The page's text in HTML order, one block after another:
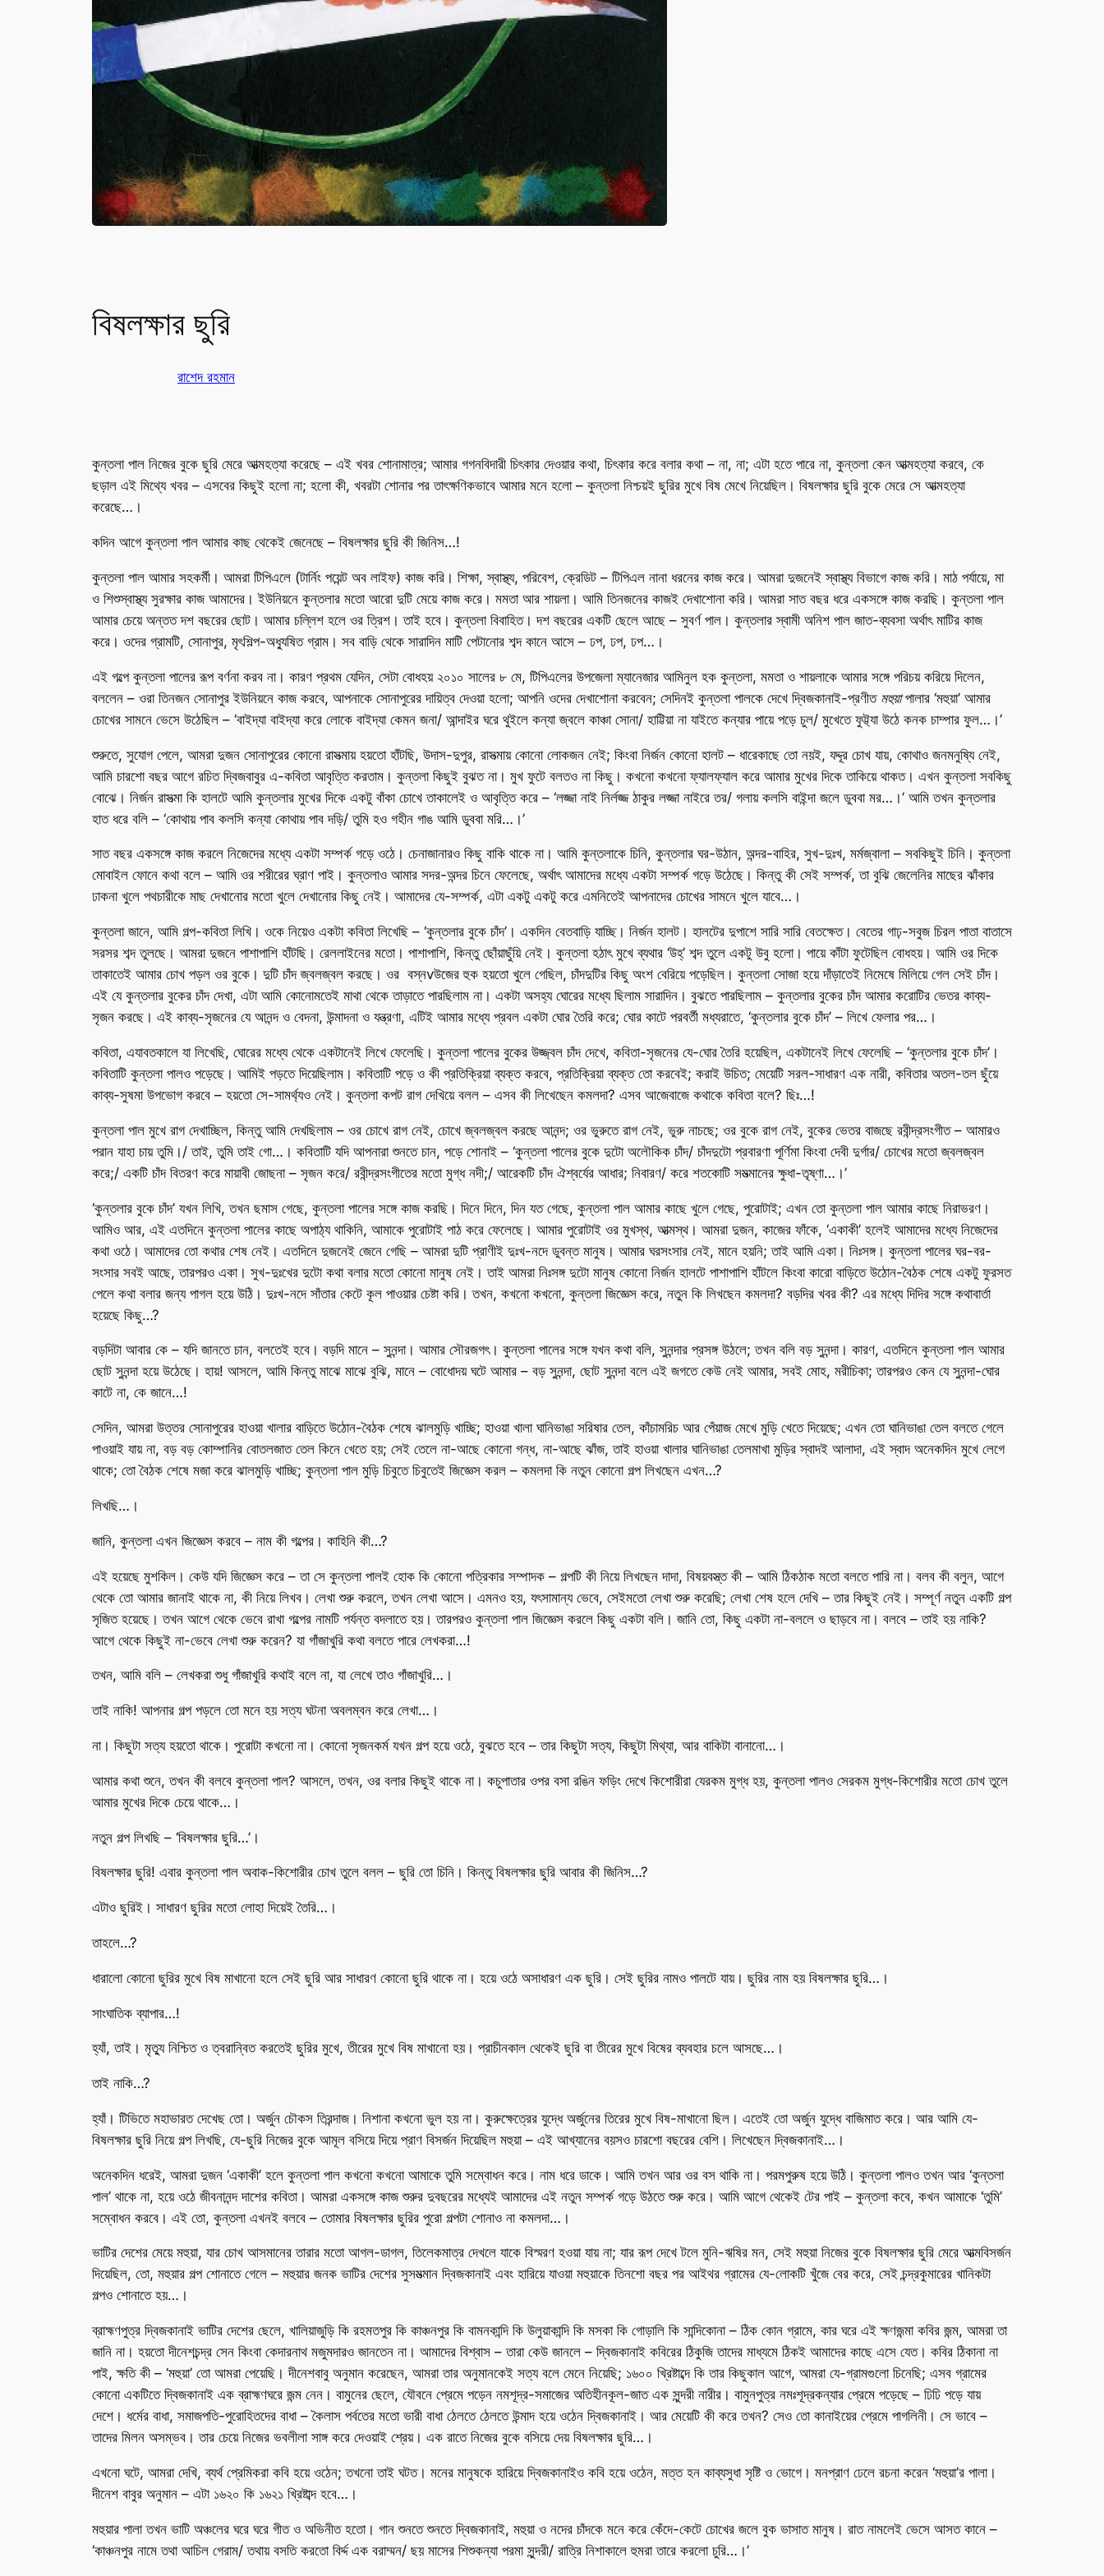
বিষলক্ষার ছুরি
রাশেদ রহমান
কুন্তলা পাল নিজের বুকে ছুরি মেরে আত্মহত্যা করেছে – এই খবর শোনামাত্র; আমার গগনবিদারী চিৎকার দেওয়ার কথা, চিৎকার করে বলার কথা – না, না; এটা হতে পারে না, কুন্তলা কেন আত্মহত্যা করবে, কে
ছড়াল এই মিথ্যে খবর – এসবের কিছুই হলো না; হলো কী, খবরটা শোনার পর তাৎক্ষণিকভাবে আমার মনে হলো – কুন্তলা নিশ্চয়ই ছুরির মুখে বিষ মেখে নিয়েছিল। বিষলক্ষার ছুরি বুকে মেরে সে আত্মহত্যা
করেছে…।
কদিন আগে কুন্তলা পাল আমার কাছ থেকেই জেনেছে – বিষলক্ষার ছুরি কী জিনিস…!
কুন্তলা পাল আমার সহকর্মী। আমরা টিপিএলে (টার্নিং পয়েন্ট অব লাইফ) কাজ করি। শিক্ষা, স্বাস্থ্য, পরিবেশ, ক্রেডিট – টিপিএল নানা ধরনের কাজ করে। আমরা দুজনেই স্বাস্থ্য বিভাগে কাজ করি। মাঠ পর্যায়ে, মা
ও শিশুস্বাস্থ্য সুরক্ষার কাজ আমাদের। ইউনিয়নে কুন্তলার মতো আরো দুটি মেয়ে কাজ করে। মমতা আর শায়লা। আমি তিনজনের কাজই দেখাশোনা করি। আমরা সাত বছর ধরে একসঙ্গে কাজ করছি। কুন্তলা পাল
আমার চেয়ে অন্তত দশ বছরের ছোট। আমার চল্লি­শ হলে ওর ত্রিশ। তাই হবে। কুন্তলা বিবাহিত। দশ বছরের একটি ছেলে আছে – সুবর্ণ পাল। কুন্তলার স্বামী অনিশ পাল জাত-ব্যবসা অর্থাৎ মাটির কাজ
করে। ওদের গ্রামটি, সোনাপুর, মৃৎশিল্প-অধ্যুষিত গ্রাম। সব বাড়ি থেকে সারাদিন মাটি পেটানোর শব্দ কানে আসে – ঢপ, ঢপ, ঢপ…।
এই গল্পে কুন্তলা পালের রূপ বর্ণনা করব না। কারণ প্রথম যেদিন, সেটা বোধহয় ২০১০ সালের ৮ মে, টিপিএলের উপজেলা ম্যানেজার আমিনুল হক কুন্তলা, মমতা ও শায়লাকে আমার সঙ্গে পরিচয় করিয়ে দিলেন,
বললেন – ওরা তিনজন সোনাপুর ইউনিয়নে কাজ করবে, আপনাকে সোনাপুরের দায়িত্ব দেওয়া হলো; আপনি ওদের দেখাশোনা করবেন; সেদিনই কুন্তলা পালকে দেখে দ্বিজকানাই-প্রণীত মহুয়াপালার ‘মহুয়া’ আমার
চোখের সামনে ভেসে উঠেছিল – ‘বাইদ্যা বাইদ্যা করে লোকে বাইদ্যা কেমন জনা/ আন্দাইর ঘরে থুইলে কন্যা জ্বলে কাঞ্চা সোনা/ হাট্টিয়া না যাইতে কন্যার পায়ে পড়ে চুল/ মুখেতে ফুট্ট্যা উঠে কনক চাম্পার ফুল…।’
শুরুতে, সুযোগ পেলে, আমরা দুজন সোনাপুরের কোনো রাসত্মায় হয়তো হাঁটছি, উদাস-দুপুর, রাসত্মায় কোনো লোকজন নেই; কিংবা নির্জন কোনো হালট – ধারেকাছে তো নয়ই, যদ্দূর চোখ যায়, কোথাও জনমনুষ্যি নেই,
আমি চারশো বছর আগে রচিত দ্বিজবাবুর এ-কবিতা আবৃত্তি করতাম। কুন্তলা কিছুই বুঝত না। মুখ ফুটে বলতও না কিছু। কখনো কখনো ফ্যালফ্যাল করে আমার মুখের দিকে তাকিয়ে থাকত। এখন কুন্তলা সবকিছু
বোঝে। নির্জন রাসত্মা কি হালটে আমি কুন্তলার মুখের দিকে একটু বাঁকা চোখে তাকালেই ও আবৃত্তি করে – ‘লজ্জা নাই নির্লজ্জ ঠাকুর লজ্জা নাইরে তর/ গলায় কলসি বাইন্দা জলে ডুববা মর…।’ আমি তখন কুন্তলার
হাত ধরে বলি – ‘কোথায় পাব কলসি কন্যা কোথায় পাব দড়ি/ তুমি হও গহীন গাঙ আমি ডুববা মরি…।’
সাত বছর একসঙ্গে কাজ করলে নিজেদের মধ্যে একটা সম্পর্ক গড়ে ওঠে। চেনাজানারও কিছু বাকি থাকে না। আমি কুন্তলাকে চিনি, কুন্তলার ঘর-উঠান, অন্দর-বাহির, সুখ-দুঃখ, মর্মজ্বালা – সবকিছুই চিনি। কুন্তলা
মোবাইল ফোনে কথা বলে – আমি ওর শরীরের ঘ্রাণ পাই। কুন্তলাও আমার সদর-অন্দর চিনে ফেলেছে, অর্থাৎ আমাদের মধ্যে একটা সম্পর্ক গড়ে উঠেছে। কিন্তু কী সেই সম্পর্ক, তা বুঝি জেলেনির মাছের ঝাঁকার
ঢাকনা খুলে পথচারীকে মাছ দেখানোর মতো খুলে দেখানোর কিছু নেই। আমাদের যে-সম্পর্ক, এটা একটু একটু করে এমনিতেই আপনাদের চোখের সামনে খুলে যাবে…।
কুন্তলা জানে, আমি গল্প-কবিতা লিখি। ওকে নিয়েও একটা কবিতা লিখেছি – ‘কুন্তলার বুকে চাঁদ’। একদিন বেতবাড়ি যাচ্ছি। নির্জন হালট। হালটের দুপাশে সারি সারি বেতক্ষেত। বেতের গাঢ়-সবুজ চিরল পাতা বাতাসে
সরসর শব্দ তুলছে। আমরা দুজনে পাশাপাশি হাঁটছি। রেললাইনের মতো। পাশাপাশি, কিন্তু ছোঁয়াছুঁয়ি নেই। কুন্তলা হঠাৎ মুখে ব্যথার ‘উহ্’ শব্দ তুলে একটু উবু হলো। পায়ে কাঁটা ফুটেছিল বোধহয়। আমি ওর দিকে
তাকাতেই আমার চোখ পড়ল ওর বুকে। দুটি চাঁদ জ্বলজ্বল করছে। ওর বস্ন­vউজের হুক হয়তো খুলে গেছিল, চাঁদদুটির কিছু অংশ বেরিয়ে পড়েছিল। কুন্তলা সোজা হয়ে দাঁড়াতেই নিমেষে মিলিয়ে গেল সেই চাঁদ।
এই যে কুন্তলার বুকের চাঁদ দেখা, এটা আমি কোনোমতেই মাথা থেকে তাড়াতে পারছিলাম না। একটা অসহ্য ঘোরের মধ্যে ছিলাম সারাদিন। বুঝতে পারছিলাম – কুন্তলার বুকের চাঁদ আমার করোটির ভেতর কাব্য-
সৃজন করছে। এই কাব্য-সৃজনের যে আনন্দ ও বেদনা, উন্মাদনা ও যন্ত্রণা, এটিই আমার মধ্যে প্রবল একটা ঘোর তৈরি করে; ঘোর কাটে পরবর্তী মধ্যরাতে, ‘কুন্তলার বুকে চাঁদ’ – লিখে ফেলার পর…।
কবিতা, এযাবতকালে যা লিখেছি, ঘোরের মধ্যে থেকে একটানেই লিখে ফেলেছি। কুন্তলা পালের বুকের উজ্জ্বল চাঁদ দেখে, কবিতা-সৃজনের যে-ঘোর তৈরি হয়েছিল, একটানেই লিখে ফেলেছি – ‘কুন্তলার বুকে চাঁদ’।
কবিতাটি কুন্তলা পালও পড়েছে। আমিই পড়তে দিয়েছিলাম। কবিতাটি পড়ে ও কী প্রতিক্রিয়া ব্যক্ত করবে, প্রতিক্রিয়া ব্যক্ত তো করবেই; করাই উচিত; মেয়েটি সরল-সাধারণ এক নারী, কবিতার অতল-তল ছুঁয়ে
কাব্য-সুষমা উপভোগ করবে – হয়তো সে-সামর্থ্যও নেই। কুন্তলা কপট রাগ দেখিয়ে বলল – এসব কী লিখেছেন কমলদা? এসব আজেবাজে কথাকে কবিতা বলে? ছিঃ…!
কুন্তলা পাল মুখে রাগ দেখাচ্ছিল, কিন্তু আমি দেখছিলাম – ওর চোখে রাগ নেই, চোখে জ্বলজ্বল করছে আনন্দ; ওর ভুরুতে রাগ নেই, ভুরু নাচছে; ওর বুকে রাগ নেই, বুকের ভেতর বাজছে রবীন্দ্রসংগীত – আমারও
পরান যাহা চায় তুমি।/ তাই, তুমি তাই গো…। কবিতাটি যদি আপনারা শুনতে চান, পড়ে শোনাই – ‘কুন্তলা পালের বুকে দুটো অলৌকিক চাঁদ/ চাঁদদুটো প্রবারণা পূর্ণিমা কিংবা দেবী দুর্গার/ চোখের মতো জ্বলজ্বল
করে;/ একটি চাঁদ বিতরণ করে মায়াবী জোছনা – সৃজন করে/ রবীন্দ্রসংগীতের মতো মুগ্ধ নদী;/ আরেকটি চাঁদ ঐশ্বর্যের আধার; নিবারণ/ করে শতকোটি সমত্মানের ক্ষুধা-তৃষ্ণা…।’
‘কুন্তলার বুকে চাঁদ’ যখন লিখি, তখন ছমাস গেছে, কুন্তলা পালের সঙ্গে কাজ করছি। দিনে দিনে, দিন যত গেছে, কুন্তলা পাল আমার কাছে খুলে গেছে, পুরোটাই; এখন তো কুন্তলা পাল আমার কাছে নিরাভরণ।
আমিও আর, এই এতদিনে কুন্তলা পালের কাছে অপাঠ্য থাকিনি, আমাকে পুরোটাই পাঠ করে ফেলেছে। আমার পুরোটাই ওর মুখস্থ, আত্মস্থ। আমরা দুজন, কাজের ফাঁকে, ‘একাকী’ হলেই আমাদের মধ্যে নিজেদের
কথা ওঠে। আমাদের তো কথার শেষ নেই। এতদিনে দুজনেই জেনে গেছি – আমরা দুটি প্রাণীই দুঃখ-নদে ডুবন্ত মানুষ। আমার ঘরসংসার নেই, মানে হয়নি; তাই আমি একা। নিঃসঙ্গ। কুন্তলা পালের ঘর-বর-
সংসার সবই আছে, তারপরও একা। সুখ-দুঃখের দুটো কথা বলার মতো কোনো মানুষ নেই। তাই আমরা নিঃসঙ্গ দুটো মানুষ কোনো নির্জন হালটে পাশাপাশি হাঁটলে কিংবা কারো বাড়িতে উঠোন-বৈঠক শেষে একটু ফুরসত
পেলে কথা বলার জন্য পাগল হয়ে উঠি। দুঃখ-নদে সাঁতার কেটে কূল পাওয়ার চেষ্টা করি। তখন, কখনো কখনো, কুন্তলা জিজ্ঞেস করে, নতুন কি লিখছেন কমলদা? বড়দির খবর কী? এর মধ্যে দিদির সঙ্গে কথাবার্তা
হয়েছে কিছু…?
বড়দিটা আবার কে – যদি জানতে চান, বলতেই হবে। বড়দি মানে – সুনন্দা। আমার সৌরজগৎ। কুন্তলা পালের সঙ্গে যখন কথা বলি, সুনন্দার প্রসঙ্গ উঠলে; তখন বলি বড় সুনন্দা। কারণ, এতদিনে কুন্তলা পাল আমার
ছোট সুনন্দা হয়ে উঠেছে। হায়! আসলে, আমি কিন্তু মাঝে মাঝে বুঝি, মানে – বোধোদয় ঘটে আমার – বড় সুনন্দা, ছোট সুনন্দা বলে এই জগতে কেউ নেই আমার, সবই মোহ, মরীচিকা; তারপরও কেন যে সুনন্দা-ঘোর
কাটে না, কে জানে…!
সেদিন, আমরা উত্তর সোনাপুরের হাওয়া খালার বাড়িতে উঠোন-বৈঠক শেষে ঝালমুড়ি খাচ্ছি; হাওয়া খালা ঘানিভাঙা সরিষার তেল, কাঁচামরিচ আর পেঁয়াজ মেখে মুড়ি খেতে দিয়েছে; এখন তো ঘানিভাঙা তেল বলতে গেলে
পাওয়াই যায় না, বড় বড় কোম্পানির বোতলজাত তেল কিনে খেতে হয়; সেই তেলে না-আছে কোনো গন্ধ, না-আছে ঝাঁজ, তাই হাওয়া খালার ঘানিভাঙা তেলমাখা মুড়ির স্বাদই আলাদা, এই স্বাদ অনেকদিন মুখে লেগে
থাকে; তো বৈঠক শেষে মজা করে ঝালমুড়ি খাচ্ছি; কুন্তলা পাল মুড়ি চিবুতে চিবুতেই জিজ্ঞেস করল – কমলদা কি নতুন কোনো গল্প লিখছেন এখন…?
লিখছি…।
জানি, কুন্তলা এখন জিজ্ঞেস করবে – নাম কী গল্পের। কাহিনি কী…?
এই হয়েছে মুশকিল। কেউ যদি জিজ্ঞেস করে – তা সে কুন্তলা পালই হোক কি কোনো পত্রিকার সম্পাদক – গল্পটি কী নিয়ে লিখছেন দাদা, বিষয়বস্ত্ত কী – আমি ঠিকঠাক মতো বলতে পারি না। বলব কী বলুন, আগে
থেকে তো আমার জানাই থাকে না, কী নিয়ে লিখব। লেখা শুরু করলে, তখন লেখা আসে। এমনও হয়, যৎসামান্য ভেবে, সেইমতো লেখা শুরু করেছি; লেখা শেষ হলে দেখি – তার কিছুই নেই। সম্পূর্ণ নতুন একটি গল্প
সৃজিত হয়েছে। তখন আগে থেকে ভেবে রাখা গল্পের নামটি পর্যন্ত বদলাতে হয়। তারপরও কুন্তলা পাল জিজ্ঞেস করলে কিছু একটা বলি। জানি তো, কিছু একটা না-বললে ও ছাড়বে না। বলবে – তাই হয় নাকি?
আগে থেকে কিছুই না-ভেবে লেখা শুরু করেন? যা গাঁজাখুরি কথা বলতে পারে লেখকরা…!
তখন, আমি বলি – লেখকরা শুধু গাঁজাখুরি কথাই বলে না, যা লেখে তাও গাঁজাখুরি…।
তাই নাকি! আপনার গল্প পড়লে তো মনে হয় সত্য ঘটনা অবলম্বন করে লেখা…।
না। কিছুটা সত্য হয়তো থাকে। পুরোটা কখনো না। কোনো সৃজনকর্ম যখন গল্প হয়ে ওঠে, বুঝতে হবে – তার কিছুটা সত্য, কিছুটা মিথ্যা, আর বাকিটা বানানো…।
আমার কথা শুনে, তখন কী বলবে কুন্তলা পাল? আসলে, তখন, ওর বলার কিছুই থাকে না। কচুপাতার ওপর বসা রঙিন ফড়িং দেখে কিশোরীরা যেরকম মুগ্ধ হয়, কুন্তলা পালও সেরকম মুগ্ধ-কিশোরীর মতো চোখ তুলে
আমার মুখের দিকে চেয়ে থাকে…।
নতুন গল্প লিখছি – ‘বিষলক্ষার ছুরি…’।
বিষলক্ষার ছুরি! এবার কুন্তলা পাল অবাক-কিশোরীর চোখ তুলে বলল – ছুরি তো চিনি। কিন্তু বিষলক্ষার ছুরি আবার কী জিনিস…?
এটাও ছুরিই। সাধারণ ছুরির মতো লোহা দিয়েই তৈরি…।
তাহলে…?
ধারালো কোনো ছুরির মুখে বিষ মাখানো হলে সেই ছুরি আর সাধারণ কোনো ছুরি থাকে না। হয়ে ওঠে অসাধারণ এক ছুরি। সেই ছুরির নামও পালটে যায়। ছুরির নাম হয় বিষলক্ষার ছুরি…।
সাংঘাতিক ব্যাপার…!
হ্যাঁ, তাই। মৃত্যু নিশ্চিত ও ত্বরান্বিত করতেই ছুরির মুখে, তীরের মুখে বিষ মাখানো হয়। প্রাচীনকাল থেকেই ছুরি বা তীরের মুখে বিষের ব্যবহার চলে আসছে…।
তাই নাকি…?
হ্যাঁ। টিভিতে মহাভারত দেখেছ তো। অর্জুন চৌকস তিরন্দাজ। নিশানা কখনো ভুল হয় না। কুরুক্ষেত্রের যুদ্ধে অর্জুনের তিরের মুখে বিষ-মাখানো ছিল। এতেই তো অর্জুন যুদ্ধে বাজিমাত করে। আর আমি যে-
বিষলক্ষার ছুরি নিয়ে গল্প লিখছি, যে-ছুরি নিজের বুকে আমূল বসিয়ে দিয়ে প্রাণ বিসর্জন দিয়েছিল মহুয়া – এই আখ্যানের বয়সও চারশো বছরের বেশি। লিখেছেন দ্বিজকানাই…।
অনেকদিন ধরেই, আমরা দুজন ‘একাকী’ হলে কুন্তলা পাল কখনো কখনো আমাকে তুমি সম্বোধন করে। নাম ধরে ডাকে। আমি তখন আর ওর বস থাকি না। পরমপুরুষ হয়ে উঠি। কুন্তলা পালও তখন আর ‘কুন্তলা
পাল’ থাকে না, হয়ে ওঠে জীবনানন্দ দাশের কবিতা। আমরা একসঙ্গে কাজ শুরুর দুবছরের মধ্যেই আমাদের এই নতুন সম্পর্ক গড়ে উঠতে শুরু করে। আমি আগে থেকেই টের পাই – কুন্তলা কবে, কখন আমাকে ‘তুমি’
সম্বোধন করবে। এই তো, কুন্তলা এখনই বলবে – তোমার বিষলক্ষার ছুরির পুরো গল্পটা শোনাও না কমলদা…।
ভাটির দেশের মেয়ে মহুয়া, যার চোখ আসমানের তারার মতো আগল-ডাগল, তিলেকমাত্র দেখলে যাকে বিস্মরণ হওয়া যায় না; যার রূপ দেখে টলে মুনি-ঋষির মন, সেই মহুয়া নিজের বুকে বিষলক্ষার ছুরি মেরে আত্মবিসর্জন
দিয়েছিল, তো, মহুয়ার গল্প শোনাতে গেলে – মহুয়ার জনক ভাটির দেশের সুসমত্মান দ্বিজকানাই এবং হারিয়ে যাওয়া মহুয়াকে তিনশো বছর পর আইথর গ্রামের যে-লোকটি খুঁজে বের করে, সেই চন্দ্রকুমারের খানিকটা
গল্পও শোনাতে হয়…।
ব্রাহ্মণপুত্র দ্বিজকানাই ভাটির দেশের ছেলে, খালিয়াজুড়ি কি রহমতপুর কি কাঞ্চনপুর কি বামনকান্দি কি উলুয়াকান্দি কি মসকা কি গোড়ালি কি সান্দিকোনা – ঠিক কোন গ্রামে, কার ঘরে এই ক্ষণজন্মা কবির জন্ম, আমরা তা
জানি না। হয়তো দীনেশচন্দ্র সেন কিংবা কেদারনাথ মজুমদারও জানতেন না। আমাদের বিশ্বাস – তারা কেউ জানলে – দ্বিজকানাই কবিরের ঠিকুজি তাদের মাধ্যমে ঠিকই আমাদের কাছে এসে যেত। কবির ঠিকানা না
পাই, ক্ষতি কী – ‘মহুয়া’ তো আমরা পেয়েছি। দীনেশবাবু অনুমান করেছেন, আমরা তার অনুমানকেই সত্য বলে মেনে নিয়েছি; ১৬০০ খ্রিষ্টাব্দে কি তার কিছুকাল আগে, আমরা যে-গ্রামগুলো চিনেছি; এসব গ্রামের
কোনো একটিতে দ্বিজকানাই এক ব্রাহ্মণঘরে জন্ম নেন। বামুনের ছেলে, যৌবনে প্রেমে পড়েন নমশূদ্র-সমাজের অতিহীনকূল-জাত এক সুন্দরী নারীর। বামুনপুত্র নমঃশূদ্রকন্যার প্রেমে পড়েছে – ঢিঢি পড়ে যায়
দেশে। ধর্মের বাধা, সমাজপতি-পুরোহিতদের বাধা – কৈলাস পর্বতের মতো ভারী বাধা ঠেলতে ঠেলতে উন্মাদ হয়ে ওঠেন দ্বিজকানাই। আর মেয়েটি কী করে তখন? সেও তো কানাইয়ের প্রেমে পাগলিনী। সে ভাবে –
তাদের মিলন অসম্ভব। তার চেয়ে নিজের ভবলীলা সাঙ্গ করে দেওয়াই শ্রেয়। এক রাতে নিজের বুকে বসিয়ে দেয় বিষলক্ষার ছুরি…।
এখনো ঘটে, আমরা দেখি, ব্যর্থ প্রেমিকরা কবি হয়ে ওঠেন; তখনো তাই ঘটত। মনের মানুষকে হারিয়ে দ্বিজকানাইও কবি হয়ে ওঠেন, মত্ত হন কাব্যসুধা সৃষ্টি ও ভোগে। মনপ্রাণ ঢেলে রচনা করেন ‘মহুয়া’র পালা।
দীনেশ বাবুর অনুমান – এটা ১৬২০ কি ১৬২১ খ্রিষ্টাব্দ হবে…।
মহুয়ার পালা তখন ভাটি অঞ্চলের ঘরে ঘরে গীত ও অভিনীত হতো। গান শুনতে শুনতে দ্বিজকানাই, মহুয়া ও নদের চাঁদকে মনে করে কেঁদে-কেটে চোখের জলে বুক ভাসাত মানুষ। রাত নামলেই ভেসে আসত কানে –
‘কাঞ্চনপুর নামে তথা আচিল গেরাম/ তথায় বসতি করতো বির্দ্দ এক বরাম্মন/ ছয় মাসের শিশুকন্যা পরমা সুন্দরী/ রাত্রি নিশাকালে হুমরা তারে করলো চুরি…।’